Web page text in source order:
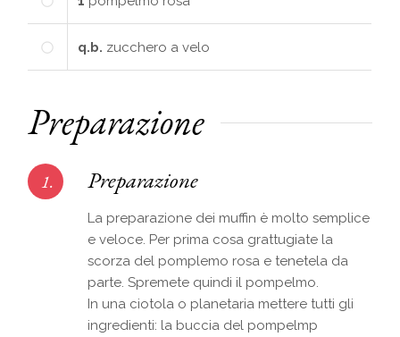
q.b. zucchero a velo
Preparazione
1. Preparazione
La preparazione dei muffin è molto semplice
e veloce. Per prima cosa grattugiate la
scorza del pomplemo rosa e tenetela da
parte. Spremete quindi il pompelmo.
In una ciotola o planetaria mettere tutti gli
ingredienti: la buccia del pompelmp